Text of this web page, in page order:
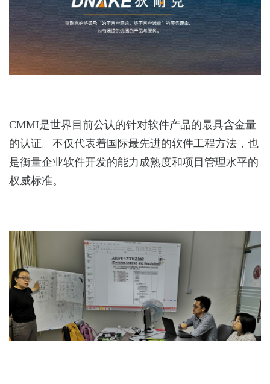
CMMI是世界目前公认的针对软件产品的最具含金量
的认证。不仅代表着国际最先进的软件工程方法，也
是衡量企业软件开发的能力成熟度和项目管理水平的
权威标准。